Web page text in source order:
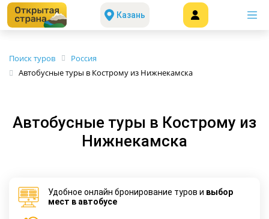
Казань
Поиск туров
Россия
Автобусные туры в Кострому из Нижнекамска
Автобусные туры в Кострому из
Нижнекамска
Удобное онлайн бронирование туров и выбор
мест в автобусе